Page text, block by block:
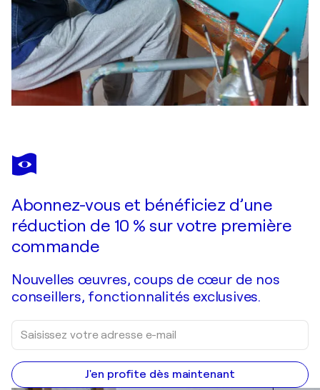
Abonnez-vous et bénéficiez d’une
réduction de 10 % sur votre première
commande
Nouvelles œuvres, coups de cœur de nos
conseillers, fonctionnalités exclusives.
J'en profite dès maintenant